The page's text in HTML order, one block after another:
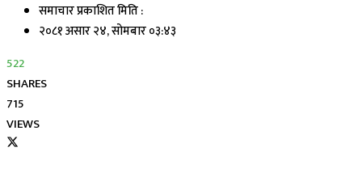
समाचार प्रकाशित मिति :
२०८१ असार २४, सोमबार ०३:४३
522
SHARES
715
VIEWS